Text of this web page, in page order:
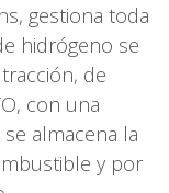
gestiona toda
hidrógeno se
de
con una
almacena la
y por